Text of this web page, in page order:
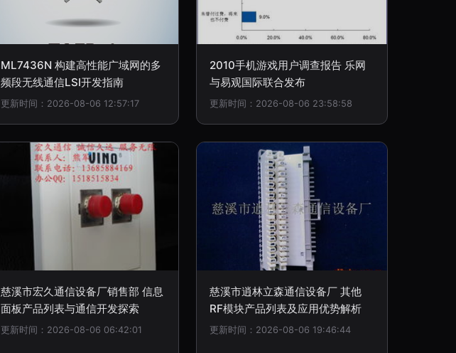
ML7436N 构建高性能广域网的多
频段无线通信LSI开发指南
更新时间：2026-08-06 12:57:17
2010手机游戏用户调查报告 乐网
与易观国际联合发布
更新时间：2026-08-06 23:58:58
慈溪市宏久通信设备厂销售部 信息
面板产品列表与通信开发探索
更新时间：2026-08-06 06:42:01
慈溪市逍林立森通信设备厂 其他
RF模块产品列表及应用优势解析
更新时间：2026-08-06 19:46:44